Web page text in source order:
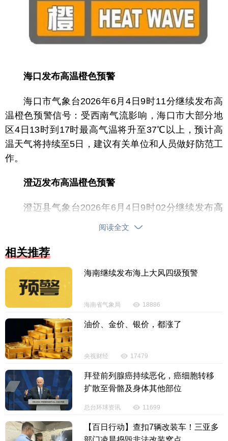
海口发布高温橙色预警
海口市气象台2026年6月4日9时11分继续发布高
温橙色预警信号：受西南气流影响，海口市大部分地
区4日13时到17时最高气温将升至37℃以上，预计高
温天气将持续至5日，建议有关单位和人员做好防范工
作。
澄迈发布高温橙色预警
澄迈县气象台2026年6月4日9时02分继续发布高
温橙色预警信号：预计澄迈县各乡镇4日白天最高气温
作。
屯昌发布高温橙色预警
屯昌县气象台2026年6月4日9时继续发布高温橙
白天最高气温将升至37℃以上，建议有关单位和人员
做好防范工作。
东方发布高温橙色预警
东方市气象台2026年6月4日8时59分继续发布高
温橙色预警信号：东方市大部分乡镇今天白天最高气
温将升至37℃以上，建议有关单位和人员做好防范工
作。
阅读全文
相关推荐
海南继续发布海上大风四级预警
海南省气象局 18886
油价、金价、银价，都涨了
央视财经 17479
拜登前列腺癌持续恶化，癌细胞转移
扩散至骨骼及身体其他部位
总台环球资讯 11699
【百日行动】查扣7辆改装车！三亚多